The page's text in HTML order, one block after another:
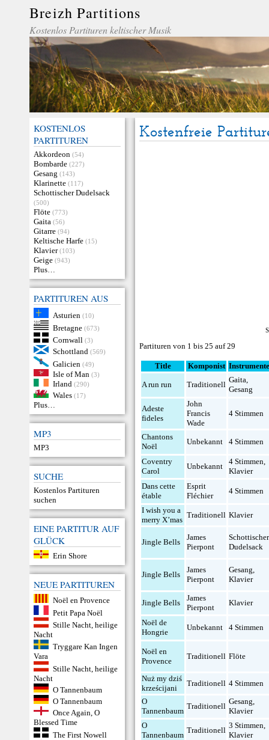
Breizh Partitions
Kostenlos Partituren keltischer Musik
KOSTENLOS
PARTITUREN
Akkordeon (54)
Bombarde (227)
Gesang (143)
Klarinette (117)
Schottischer Dudelsack
(500)
Flöte (773)
Gaita (56)
Gitarre (94)
Keltische Harfe (15)
Klavier (103)
Geige (943)
Plus…
PARTITUREN AUS
Asturien (10)
Bretagne (673)
Cornwall (3)
Schottland (569)
Galicien (49)
Isle of Man (3)
Irland (290)
Wales (17)
Plus…
MP3
MP3
SUCHE
Kostenlos Partituren
suchen
EINE PARTITUR AUF
GLÜCK
Erin Shore
NEUE PARTITUREN
Noël en Provence
Petit Papa Noël
Stille Nacht, heilige
Nacht
Tryggare Kan Ingen
Vara
Stille Nacht, heilige
Nacht
O Tannenbaum
O Tannenbaum
Once Again, O
Blessed Time
The First Nowell
Kostenfreie
Partituren von 1 bis 25 auf 29
Title Komponist
A run run Traditionell
Gaita,
Gesang
Adeste
fideles
John
Francis
Wade
4 Stimmen
Chantons
Noël
Unbekannt 4 Stimmen
Coventry
Carol
Unbekannt
4 Stimmen,
Klavier
Dans cette
étable
Esprit
Fléchier
4 Stimmen
I wish you a
merry X’mas
Traditionell Klavier
Jingle Bells
James
Pierpont
Schottischer
Dudelsack
Jingle Bells
James
Pierpont
Gesang,
Klavier
Jingle Bells
James
Pierpont
Klavier
Noël de
Hongrie
Unbekannt 4 Stimmen
Noël en
Provence
Traditionell Flöte
Nuż my dziś
krześcijani
Traditionell 4 Stimmen
O
Tannenbaum
Traditionell
Gesang,
Klavier
O
Tannenbaum
Traditionell
3 Stimmen,
Klavier